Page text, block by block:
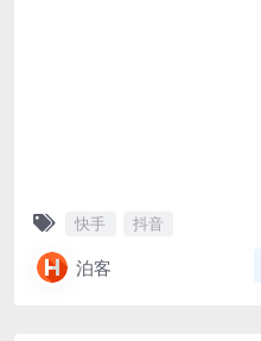
快手 抖音
泊客